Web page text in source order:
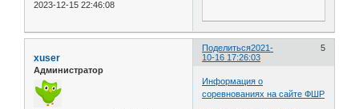
2023-12-15 22:46:08
Поделиться 5
2021-
10-16 17:26:03
xuser
Администратор
Информация о
соревнованиях на сайте ФШР